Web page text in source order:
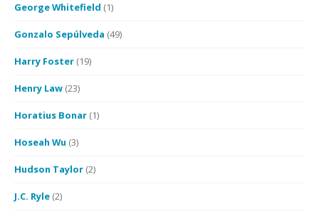
George Whitefield (1)
Gonzalo Sepúlveda (49)
Harry Foster (19)
Henry Law (23)
Horatius Bonar (1)
Hoseah Wu (3)
Hudson Taylor (2)
J.C. Ryle (2)